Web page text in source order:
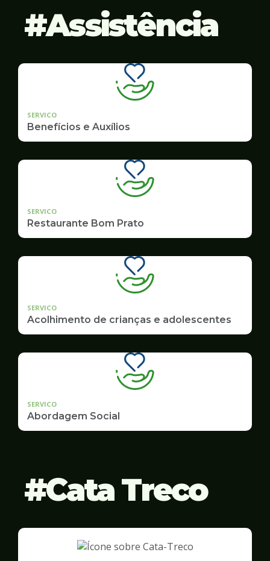
Assistência
SERVICO
Benefícios e Auxílios
SERVICO
Restaurante Bom Prato
SERVICO
Acolhimento de crianças e adolescentes
SERVICO
Abordagem Social
Cata Treco